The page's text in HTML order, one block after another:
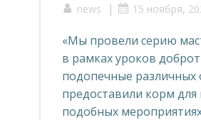
news | 15 ноября,
«Мы провели серию
в рамках уроков
подопечные различных
предоставили корм
подобных